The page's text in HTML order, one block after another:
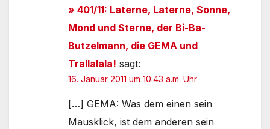
» 401/11: Laterne, Laterne, Sonne,
Mond und Sterne, der Bi-Ba-
Butzelmann, die GEMA und
Trallalala! sagt:
16. Januar 2011 um 10:43 a.m. Uhr
[…] GEMA: Was dem einen sein
Mausklick, ist dem anderen sein